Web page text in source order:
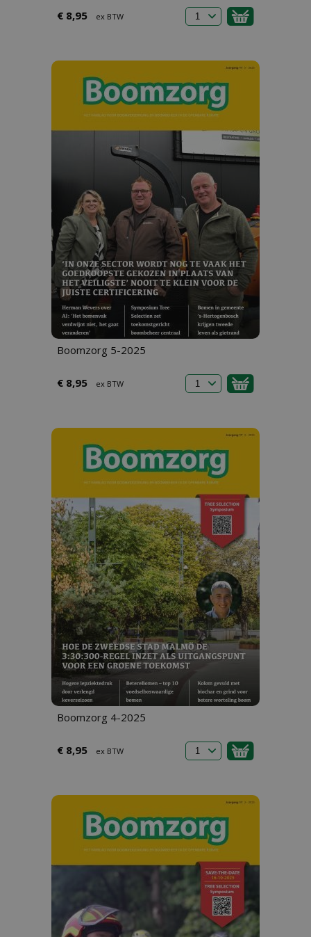
€ 8,95 ex BTW
Boomzorg 5-2025
€ 8,95 ex BTW
Boomzorg 4-2025
€ 8,95 ex BTW